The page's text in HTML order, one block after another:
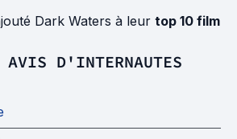
Dark Waters à leur top 10 film
D'INTERNAUTES